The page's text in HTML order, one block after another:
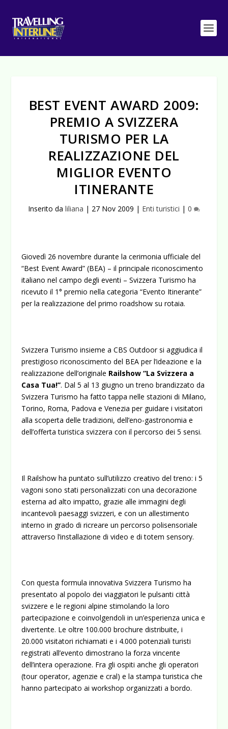
BEST EVENT AWARD 2009:
PREMIO A SVIZZERA
TURISMO PER LA
REALIZZAZIONE DEL
MIGLIOR EVENTO
ITINERANTE
Inserito da liliana | 27 Nov 2009 | Enti turistici | 0
Giovedì 26 novembre durante la cerimonia ufficiale del
“Best Event Award” (BEA) – il principale riconoscimento
italiano nel campo degli eventi – Svizzera Turismo ha
ricevuto il 1° premio nella categoria “Evento Itinerante”
per la realizzazione del primo roadshow su rotaia.
Svizzera Turismo insieme a CBS Outdoor si aggiudica il
prestigioso riconoscimento del BEA per l’ideazione e la
realizzazione dell’originale Railshow “La Svizzera a
Casa Tua!”. Dal 5 al 13 giugno un treno brandizzato da
Svizzera Turismo ha fatto tappa nelle stazioni di Milano,
Torino, Roma, Padova e Venezia per guidare i visitatori
alla scoperta delle tradizioni, dell’eno-gastronomia e
dell’offerta turistica svizzera con il percorso dei 5 sensi.
Il Railshow ha puntato sull’utilizzo creativo del treno: i 5
vagoni sono stati personalizzati con una decorazione
esterna ad alto impatto, grazie alle immagini degli
incantevoli paesaggi svizzeri, e con un allestimento
interno in grado di ricreare un percorso polisensoriale
attraverso l’installazione di video e di totem sensory.
Con questa formula innovativa Svizzera Turismo ha
presentato al popolo dei viaggiatori le pulsanti città
svizzere e le regioni alpine stimolando la loro
partecipazione e coinvolgendoli in un’esperienza unica e
divertente. Le oltre 100.000 brochure distribuite, i
20.000 visitatori richiamati e i 4.000 potenziali turisti
registrati all’evento dimostrano la forza vincente
dell’intera operazione. Fra gli ospiti anche gli operatori
(tour operator, agenzie e cral) e la stampa turistica che
hanno partecipato ai workshop organizzati a bordo.